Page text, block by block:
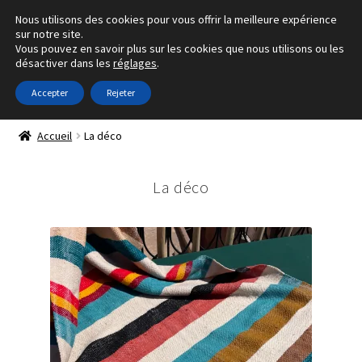
Aller
à
la
navigation
Aller
au
contenu
Tous les sacs
Photographies
A propos d’Orane
Accueil La déco
La déco
Nous utilisons des cookies pour vous offrir la meilleure expérience
sur notre site.
Vous pouvez en savoir plus sur les cookies que nous utilisons ou les
désactiver dans les réglages.
Accepter Rejeter